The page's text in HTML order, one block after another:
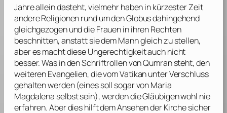
Jahre allein dasteht, vielmehr haben in kürzester Zeit
andere Religionen rund um den Globus dahingehend
gleichgezogen und die Frauen in ihren Rechten
beschnitten, anstatt sie dem Mann gleich zu stellen,
aber es macht diese Ungerechtigkeit auch nicht
besser. Was in den Schriftrollen von Qumran steht, den
weiteren Evangelien, die vom Vatikan unter Verschluss
gehalten werden (eines soll sogar von Maria
Magdalena selbst sein), werden die Gläubigen wohl nie
erfahren. Aber dies hilft dem Ansehen der Kirche sicher